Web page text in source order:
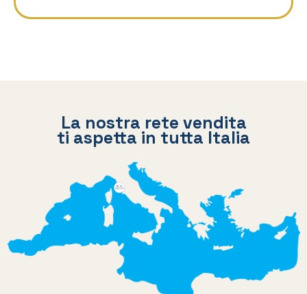
La nostra rete vendita
ti aspetta in tutta Italia